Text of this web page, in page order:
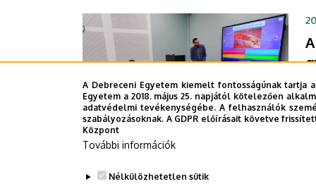
A Debreceni Egyetem kiemelt fontosságúnak
Egyetem a 2018. május 25. napjától kötelezően
adatvédelmi tevékenységébe. A felhasználók
szabályozásoknak. A GDPR előírásait követve
Központ
További információk
Nélkülözhetetlen sütik